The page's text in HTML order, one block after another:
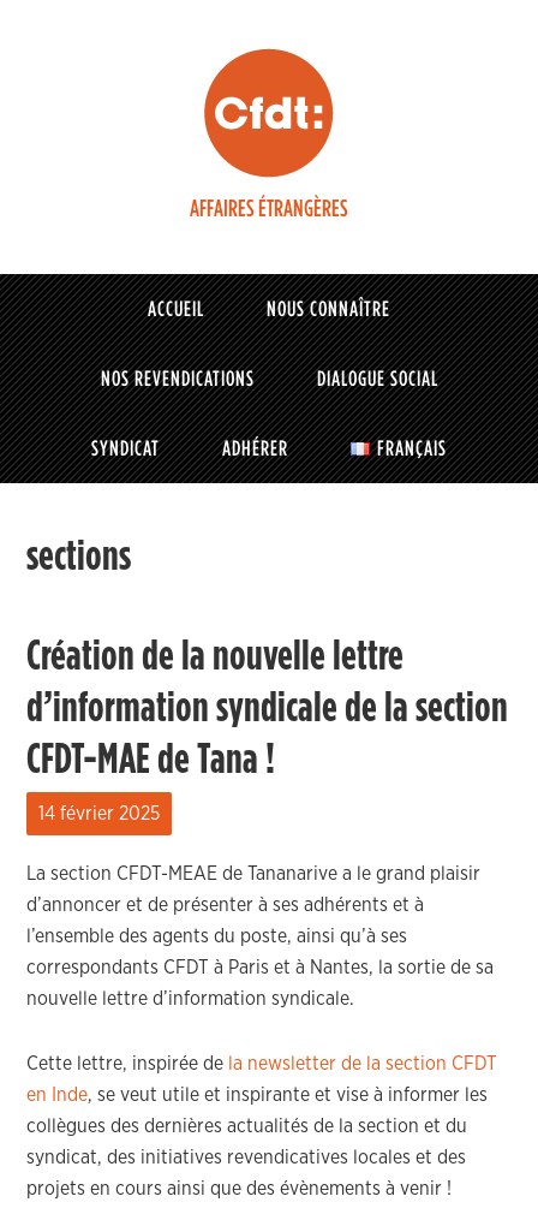
AFFAIRES ÉTRANGÈRES
ACCUEIL NOUS CONNAÎTRE
NOS REVENDICATIONS DIALOGUE SOCIAL
SYNDICAT ADHÉRER FRANÇAIS
sections
Création de la nouvelle lettre
d’information syndicale de la section
CFDT-MAE de Tana !
14 février 2025
La section CFDT-MEAE de Tananarive a le grand plaisir
d’annoncer et de présenter à ses adhérents et à
l’ensemble des agents du poste, ainsi qu’à ses
correspondants CFDT à Paris et à Nantes, la sortie de sa
nouvelle lettre d’information syndicale.
Cette lettre, inspirée de la newsletter de la section CFDT
en Inde, se veut utile et inspirante et vise à informer les
collègues des dernières actualités de la section et du
syndicat, des initiatives revendicatives locales et des
projets en cours ainsi que des évènements à venir !